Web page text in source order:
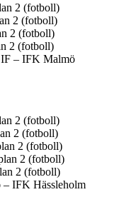
2 (fotboll)
2 (fotboll)
2 (fotboll)
2 (fotboll)
– IFK Malmö
2 (fotboll)
2 (fotboll)
2 (fotboll)
2 (fotboll)
2 (fotboll)
– IFK Hässleholm